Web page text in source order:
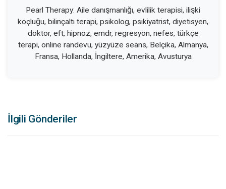
Pearl Therapy: Aile danışmanlığı, evlilik terapisi, ilişki
koçluğu, bilinçaltı terapi, psikolog, psikiyatrist, diyetisyen,
doktor, eft, hipnoz, emdr, regresyon, nefes, türkçe
terapi, online randevu, yüzyüze seans, Belçika, Almanya,
Fransa, Hollanda, İngiltere, Amerika, Avusturya
İlgili Gönderiler